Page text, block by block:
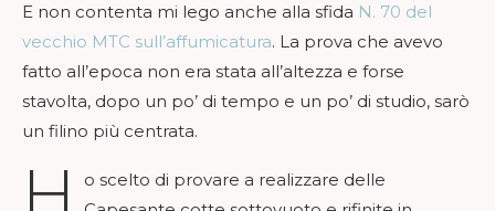
E non contenta mi lego anche alla sfida N. 70 del
vecchio MTC sull’affumicatura. La prova che avevo
fatto all’epoca non era stata all’altezza e forse
stavolta, dopo un po’ di tempo e un po’ di studio, sarò
un filino più centrata.
H
o scelto di provare a realizzare delle